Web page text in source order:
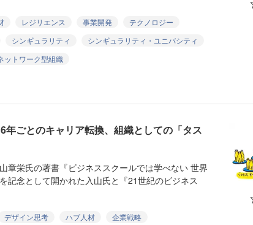
レジリエンス 事業開発
テクノロジー
シンギュラリティ
シンギュラリティ・ユニバシティ
ットワーク型組織
年ごとのキャリア転換、組織としての「タス
章栄氏の著書『ビジネススクールでは学べない 世界
記念として開かれた入山氏と『21世紀のビジネス
デザイン思考 ハブ人材
企業戦略